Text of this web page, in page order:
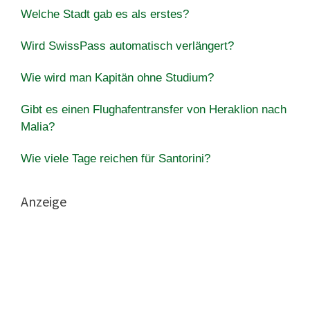
Welche Stadt gab es als erstes?
Wird SwissPass automatisch verlängert?
Wie wird man Kapitän ohne Studium?
Gibt es einen Flughafentransfer von Heraklion nach
Malia?
Wie viele Tage reichen für Santorini?
Anzeige